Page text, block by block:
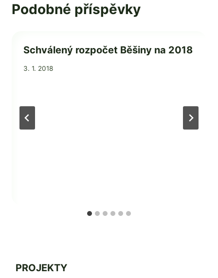
Podobné příspěvky
Schválený rozpočet Běšiny na 2018
Od
3. 1. 2018
PROJEKTY